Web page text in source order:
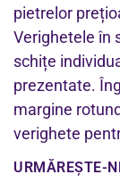
pietrelor
Verighetele în
schițe
prezentate.
margine
verighete
URMĂREȘTE-